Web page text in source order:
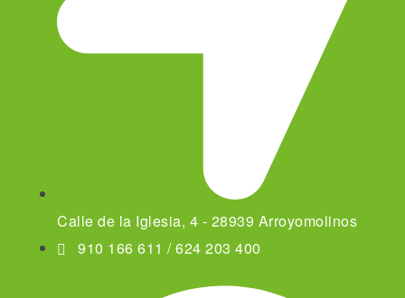
Calle de la Iglesia, 4 - 28939 Arroyomolinos
910 166 611 / 624 203 400